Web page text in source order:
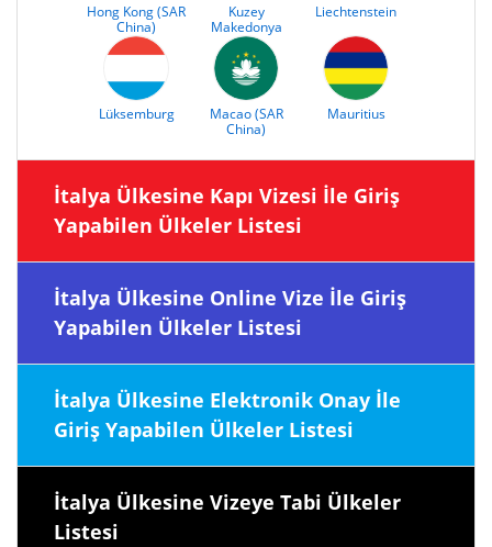
Hong Kong (SAR
China)
Kuzey
Makedonya
Liechtenstein
Lüksemburg
Macao (SAR
China)
Mauritius
İtalya Ülkesine Kapı Vizesi İle Giriş
Yapabilen Ülkeler Listesi
İtalya Ülkesine Online Vize İle Giriş
Yapabilen Ülkeler Listesi
İtalya Ülkesine Elektronik Onay İle
Giriş Yapabilen Ülkeler Listesi
İtalya Ülkesine Vizeye Tabi Ülkeler
Listesi